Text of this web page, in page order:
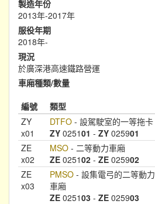
製造年份
2013年-2017年
服役年期
2018年-
現況
於廣深港高速鐵路營運
車廂種類/數量
編號
類型
ZY
x01
DTFO - 設駕駛室的一等拖卡
ZY 025101 - ZY 025901
ZE
x02
MSO - 二等動力車廂
ZE 025102 - ZE 025902
ZE
x03
PMSO - 設集電弓的二等動力
車廂
ZE 025103 - ZE 025903